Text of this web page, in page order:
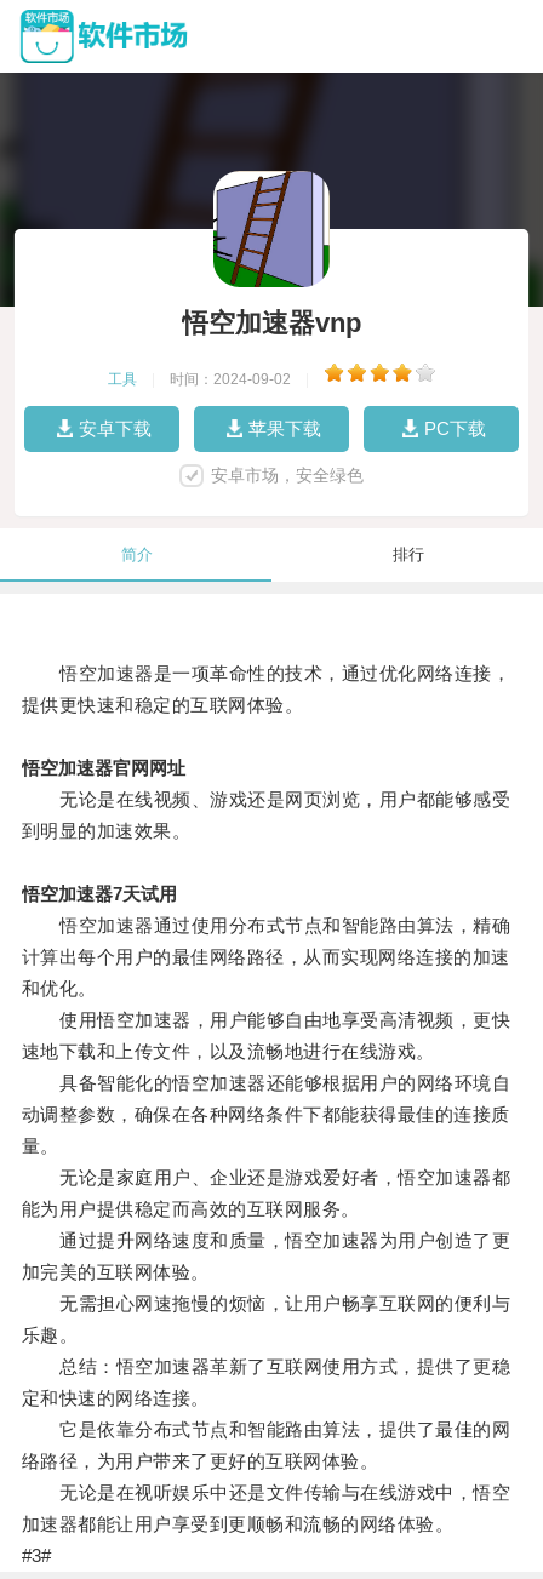
悟空加速器vnp
工具 时间：2024-09-02
安卓下载 苹果下载 PC下载
安卓市场，安全绿色
简介 排行
悟空加速器是一项革命性的技术，通过优化网络连接，
提供更快速和稳定的互联网体验。
悟空加速器官网网址
无论是在线视频、游戏还是网页浏览，用户都能够感受
到明显的加速效果。
悟空加速器7天试用
悟空加速器通过使用分布式节点和智能路由算法，精确
计算出每个用户的最佳网络路径，从而实现网络连接的加速
和优化。
使用悟空加速器，用户能够自由地享受高清视频，更快
速地下载和上传文件，以及流畅地进行在线游戏。
具备智能化的悟空加速器还能够根据用户的网络环境自
动调整参数，确保在各种网络条件下都能获得最佳的连接质
量。
无论是家庭用户、企业还是游戏爱好者，悟空加速器都
能为用户提供稳定而高效的互联网服务。
通过提升网络速度和质量，悟空加速器为用户创造了更
加完美的互联网体验。
无需担心网速拖慢的烦恼，让用户畅享互联网的便利与
乐趣。
总结：悟空加速器革新了互联网使用方式，提供了更稳
定和快速的网络连接。
它是依靠分布式节点和智能路由算法，提供了最佳的网
络路径，为用户带来了更好的互联网体验。
无论是在视听娱乐中还是文件传输与在线游戏中，悟空
加速器都能让用户享受到更顺畅和流畅的网络体验。
#3#